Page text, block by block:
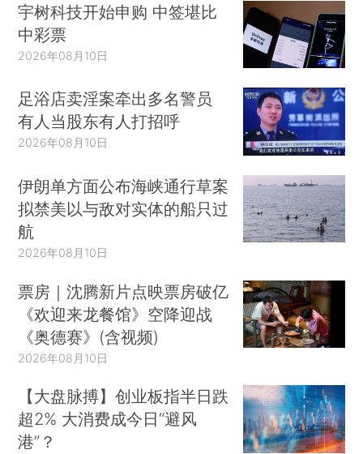
宇树科技开始申购 中签堪比
中彩票
2026年08月10日
足浴店卖淫案牵出多名警员
有人当股东有人打招呼
2026年08月10日
伊朗单方面公布海峡通行草案
拟禁美以与敌对实体的船只过
航
2026年08月10日
票房｜沈腾新片点映票房破亿
《欢迎来龙餐馆》空降迎战
《奥德赛》(含视频)
2026年08月10日
【大盘脉搏】创业板指半日跌
超2% 大消费成今日“避风
港”？